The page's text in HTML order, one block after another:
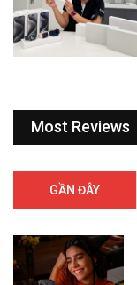
Most Reviews
GẦN ĐÂY